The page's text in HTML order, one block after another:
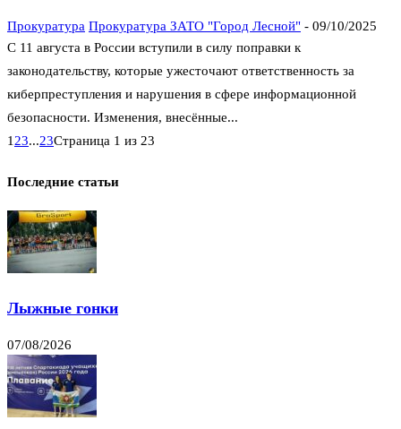
Прокуратура Прокуратура ЗАТО "Город Лесной" - 09/10/2025
С 11 августа в России вступили в силу поправки к
законодательству, которые ужесточают ответственность за
киберпреступления и нарушения в сфере информационной
безопасности. Изменения, внесённые...
1 23...23Страница 1 из 23
Последние статьи
Лыжные гонки
07/08/2026